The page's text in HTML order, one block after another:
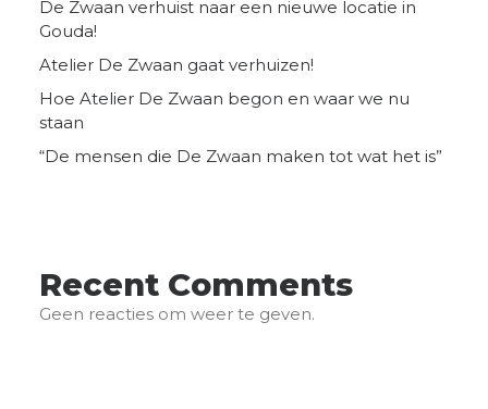
De Zwaan verhuist naar een nieuwe locatie in
Gouda!
Atelier De Zwaan gaat verhuizen!
Hoe Atelier De Zwaan begon en waar we nu
staan
“De mensen die De Zwaan maken tot wat het is”
Recent Comments
Geen reacties om weer te geven.